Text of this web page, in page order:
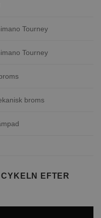
Tourney
Tourney
broms
EFTER